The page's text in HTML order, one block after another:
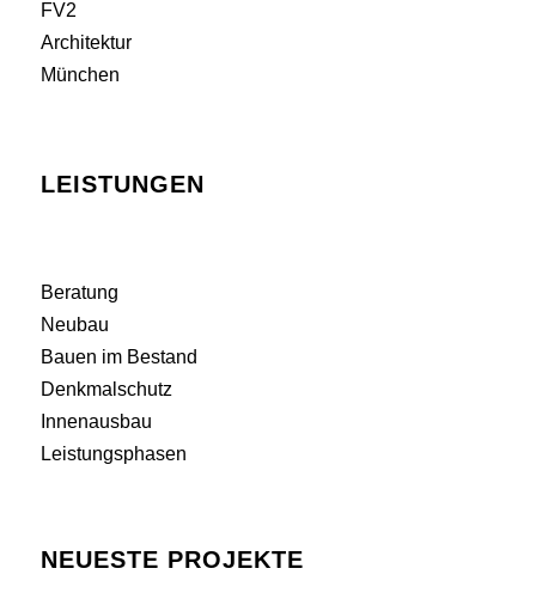
LEISTUNGEN
Beratung
Neubau
Bauen im Bestand
Denkmalschutz
Innenausbau
Leistungsphasen
NEUESTE PROJEKTE